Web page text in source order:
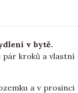
v bytě.
pár kroků a vlastní
a v prosinci